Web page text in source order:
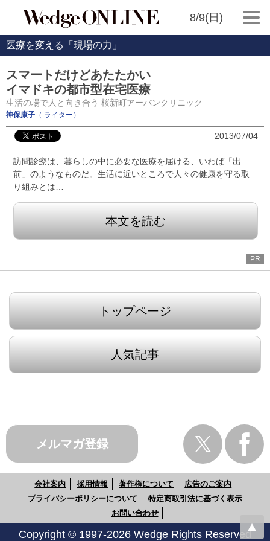
8/9(日)
医療を変える「現場の力」
スマートだけどあたたかい
イマドキの都市型在宅医療
生活の場で人と向き合う 桜新町アーバンクリニック
神保康子 （ ライター）
2013/07/04
訪問診療は、暮らしの中に必要な医療を届ける、いわば「出
前」のようなものだ。生活に近いところで人々の健康を守る取
り組みとは…
本文を読む
PR
トップページ
人気記事
メルマガ登録
会社案内 採用情報 著作権について
広告のご案内
プライバシーポリシーについて
特定商取引法に基づく表示
お問い合わせ
Copyright © 1997-2026 Wedge Rights Reserved